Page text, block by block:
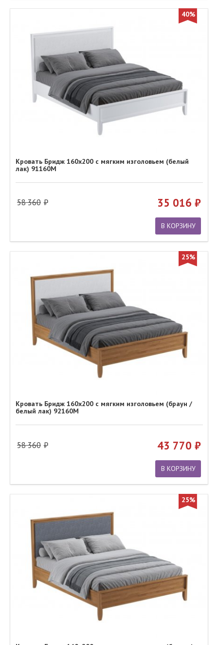
40%
Кровать Бридж 160х200 с мягким изголовьем (белый
лак) 91160М
58 360 35 016
В КОРЗИНУ
25%
Кровать Бридж 160х200 с мягким изголовьем (браун /
белый лак) 92160М
58 360 43 770
В КОРЗИНУ
25%